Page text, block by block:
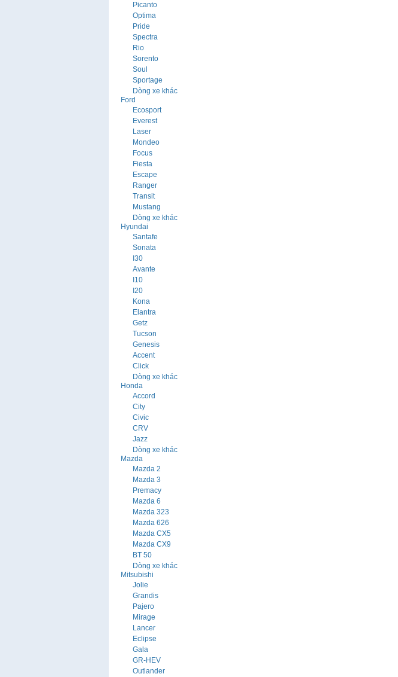
Picanto
Optima
Pride
Spectra
Rio
Sorento
Soul
Sportage
Dòng xe khác
Ford
Ecosport
Everest
Laser
Mondeo
Focus
Fiesta
Escape
Ranger
Transit
Mustang
Dòng xe khác
Hyundai
Santafe
Sonata
I30
Avante
I10
I20
Kona
Elantra
Getz
Tucson
Genesis
Accent
Click
Dòng xe khác
Honda
Accord
City
Civic
CRV
Jazz
Dòng xe khác
Mazda
Mazda 2
Mazda 3
Premacy
Mazda 6
Mazda 323
Mazda 626
Mazda CX5
Mazda CX9
BT 50
Dòng xe khác
Mitsubishi
Jolie
Grandis
Pajero
Mirage
Lancer
Eclipse
Gala
GR-HEV
Outlander